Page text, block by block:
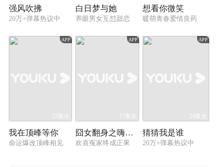
强风吹拂
20万+弹幕热议中
白日梦与她
养眼男女互怼甜恋
想看你微笑
暖萌青春爱情良药
APP
23集全
我在顶峰等你
命运爆改顶峰相见
APP
17集全
囧女翻身之嗨如花 第二季
欢喜冤家终成正果
APP
24集全
猜猜我是谁
20万+弹幕热议中